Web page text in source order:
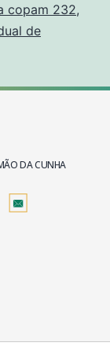
copam 232,
de
DA CUNHA